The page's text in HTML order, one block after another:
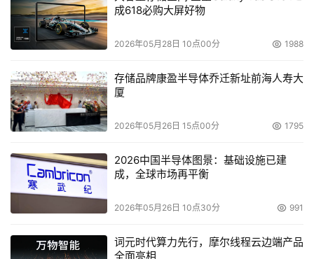
CA XOsoft和CA ARCserve Backup整合提供全方位数据
保护
CA XOsoft数据恢复管理解决方案包含五大产品线：
WANSync灾难恢复方案、WANSyncHA高可用性方案、
Enterprise Rewinder连续数据保护方案、Assured
布与集成方案。CA XOsoft通过向传统的备份和恢复技术增
加CDP和自动故障转移，拓宽了CA恢复管理解决方案，丰
富了CA的恢复管理产品组合，这些互补技术提供了一个多
的开发。
成618必购大屏好物
2026年05月28日 10点00分 1988
存储品牌康盈半导体乔迁新址前海人寿大
厦
2026年05月26日 15点00分 1795
2026中国半导体图景：基础设施已建
成，全球市场再平衡
2026年05月26日 10点30分 991
词元时代算力先行，摩尔线程云边端产品
全面亮相